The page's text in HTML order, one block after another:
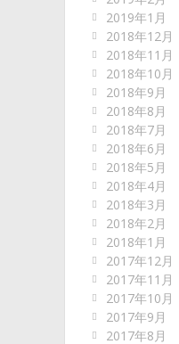
2019年1月
2018年12月
2018年11月
2018年10月
2018年9月
2018年8月
2018年7月
2018年6月
2018年5月
2018年4月
2018年3月
2018年2月
2018年1月
2017年12月
2017年11月
2017年10月
2017年9月
2017年8月